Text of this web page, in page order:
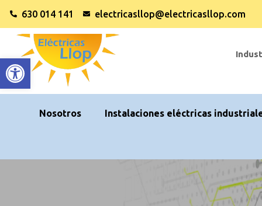
Abrir barra de herramientas
630 014 141 electricasllop@electricasllop.com
Nosotros Instalaciones eléctricas